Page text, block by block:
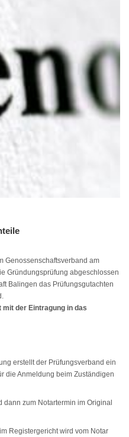
Genossenschaftsverband am
Gründungsprüfung abgeschlossen
Balingen das Prüfungsgutachten
der Eintragung in das
erstellt der Prüfungsverband ein
die Anmeldung beim Zuständigen
dann zum Notartermin im Original
Registergericht wird vom Notar